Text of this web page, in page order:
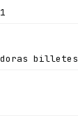
billetes